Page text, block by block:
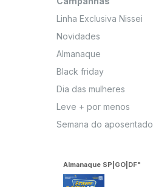
Linha Exclusiva Nissei
Novidades
Almanaque
Black friday
Dia das mulheres
Leve + por menos
Semana do aposentado
Almanaque SP|GO|DF"